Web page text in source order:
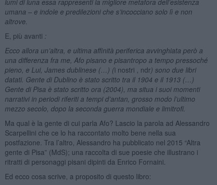
umana – e indole e predilezioni che s’incocciano solo lì e non
altrove.
E, più avanti :
Ecco allora un’altra, e ultima affinità periferica avvinghiata però a
una differenza fra me, Afo pisano e pisantropo a tempo pressoché
pieno, e Lui, James dublinese (…) (i nostri , ndr) sono due libri
datati. Gente di Dublino è stato scritto tra il 1904 e il 1913 (…)
Gente di Pisa è stato scritto ora (2004), ma situa i suoi momenti
narrativi in periodi riferiti a tempi d’antan, grosso modo l’ultimo
mezzo secolo, dopo la seconda guerra mondiale e limitrofi.
Ma qual è la gente di cui parla Afo? Lascio la parola ad Alessandro
Scarpellini che ce lo ha raccontato molto bene nella sua
postfazione. Tra l’altro, Alessandro ha pubblicato nel 2015 “Altra
gente di Pisa” (MdS); una raccolta di sue poesie che illustrano i
ritratti di personaggi pisani dipinti da Enrico Fornaini.
Ed ecco cosa scrive, a proposito di questo libro: